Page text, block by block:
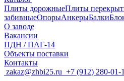
Плиты дорожныеПлиты
забивныеОпорыАнкерыБалки
О заводе
Вакансии
ПДН / ПАГ-14
Объекты поставки
Контакты
zakaz@zhbi25.ru +7 (912) 280-01-